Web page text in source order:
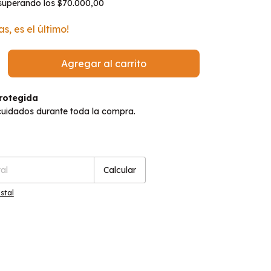
los$70.000,00
es el último!
durante toda la compra.
Calcular